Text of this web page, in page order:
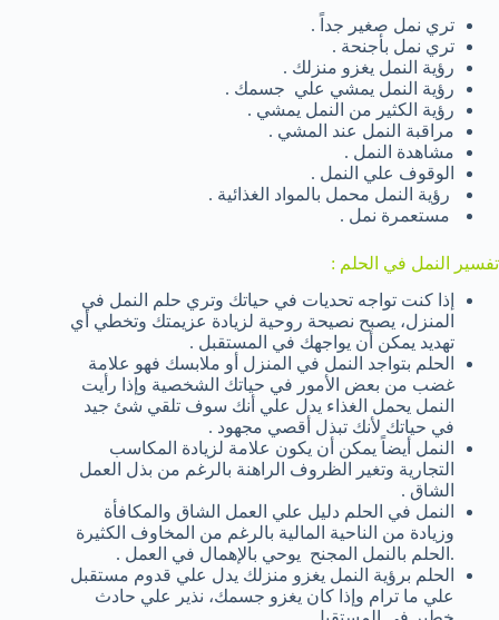
تري نمل صغير جداً .
تري نمل بأجنحة .
رؤية النمل يغزو منزلك .
رؤية النمل يمشي علي جسمك .
رؤية الكثير من النمل يمشي .
مراقبة النمل عند المشي .
مشاهدة النمل .
الوقوف علي النمل .
رؤية النمل محمل بالمواد الغذائية .
مستعمرة نمل .
تفسير النمل في الحلم :
إذا كنت تواجه تحديات في حياتك وتري حلم النمل في
المنزل، يصبح نصيحة روحية لزيادة عزيمتك وتخطي أي
تهديد يمكن أن يواجهك في المستقبل .
الحلم بتواجد النمل في المنزل أو ملابسك فهو علامة
غضب من بعض الأمور في حياتك الشخصية وإذا رأيت
النمل يحمل الغذاء يدل علي أنك سوف تلقي شئ جيد
في حياتك لأنك تبذل أقصي مجهود .
النمل أيضاً يمكن أن يكون علامة لزيادة المكاسب
التجارية وتغير الظروف الراهنة بالرغم من بذل العمل
الشاق .
النمل في الحلم دليل علي العمل الشاق والمكافأة
وزيادة من الناحية المالية بالرغم من المخاوف الكثيرة
.الحلم بالنمل المجنح يوحي بالإهمال في العمل .
الحلم برؤية النمل يغزو منزلك يدل علي قدوم مستقبل
علي ما ترام وإذا كان يغزو جسمك، نذير علي حادث